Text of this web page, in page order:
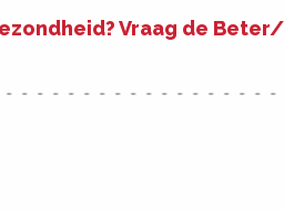
Vraag de